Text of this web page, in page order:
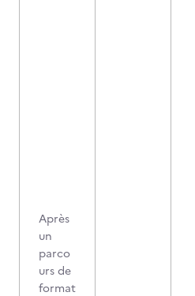
Après
un
parco
urs de
format